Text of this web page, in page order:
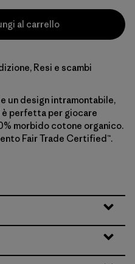
al carrello
Resi e scambi
un design intramontabile,
perfetta per giocare
morbido cotone organico.
Fair Trade Certified™.